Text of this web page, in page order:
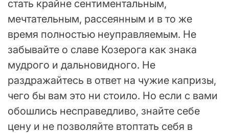
стать крайне сентиментальным,
мечтательным, рассеянным и в то же
время полностью неуправляемым. Не
забывайте о славе Козерога как знака
мудрого и дальновидного. Не
раздражайтесь в ответ на чужие капризы,
чего бы вам это ни стоило. Но если с вами
обошлись несправедливо, знайте себе
цену и не позволяйте втоптать себя в